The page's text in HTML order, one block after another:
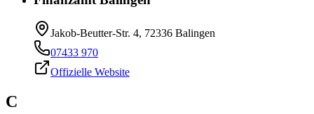
Jakob-Beutter-Str. 4, 72336 Balingen
07433 970
Offizielle Website
C